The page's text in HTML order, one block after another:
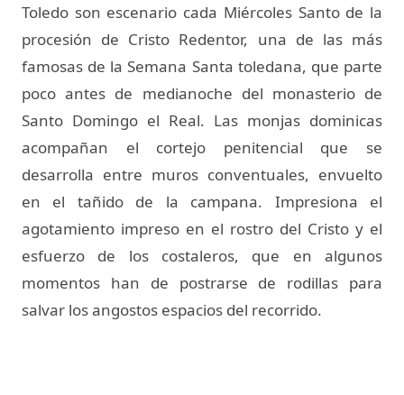
Toledo son escenario cada Miércoles Santo de la
procesión de Cristo Redentor, una de las más
famosas de la Semana Santa toledana, que parte
poco antes de medianoche del monasterio de
Santo Domingo el Real. Las monjas dominicas
acompañan el cortejo penitencial que se
desarrolla entre muros conventuales, envuelto
en el tañido de la campana. Impresiona el
agotamiento impreso en el rostro del Cristo y el
esfuerzo de los costaleros, que en algunos
momentos han de postrarse de rodillas para
salvar los angostos espacios del recorrido.